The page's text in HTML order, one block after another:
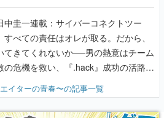
って、より理解を深めよう【PR】
中圭一連載：サイバーコネクトツー
すべての責任はオレが取る。だから、
てきてくれないか──男の熱意はチーム
の危機を救い、『.hack』成功の活路を
年ジャンプ』色だった【若ゲのいた
イターの青春〜の記事一覧